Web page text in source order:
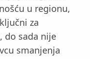
u regionu,
za
do sada nije
smanjenja